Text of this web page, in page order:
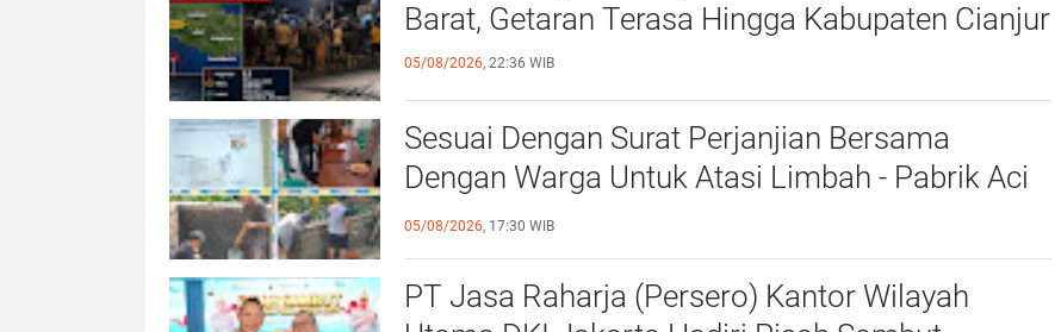
Barat, Getaran Terasa Hingga Kabupaten Cianjur
05/08/2026, 22:36 WIB
Sesuai Dengan Surat Perjanjian Bersama
Dengan Warga Untuk Atasi Limbah - Pabrik Aci
Giat Perbaiki Kobak Penampungan Air
05/08/2026, 17:30 WIB
PT Jasa Raharja (Persero) Kantor Wilayah